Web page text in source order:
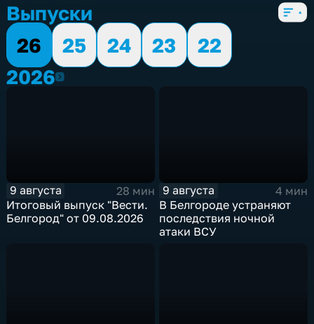
Выпуски
26
25 24 23
22
20262026
9 августа
28 мин
Итоговый выпуск "Вести.
Белгород" от 09.08.2026
9 августа
4 мин
В Белгороде устраняют
последствия ночной
атаки ВСУ